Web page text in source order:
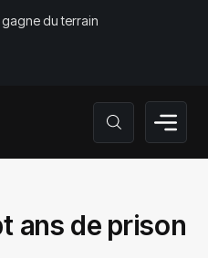
du terrain
ans de prison